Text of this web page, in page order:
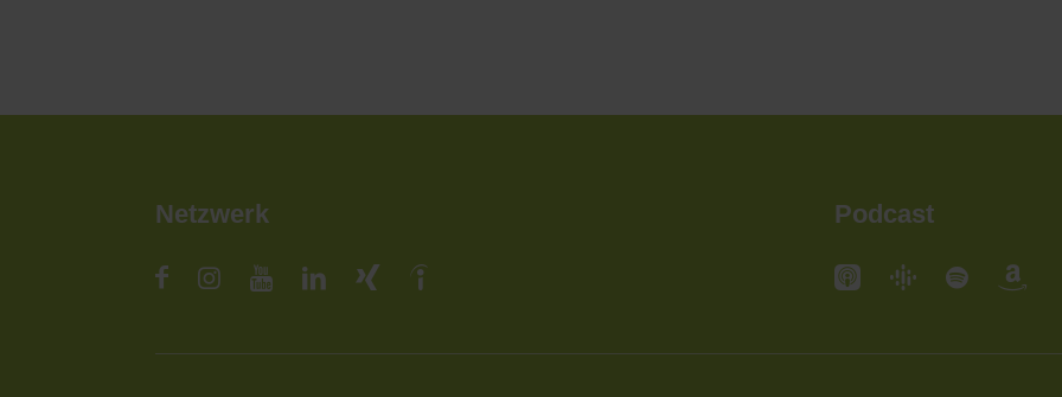
Netzwerk Podcast